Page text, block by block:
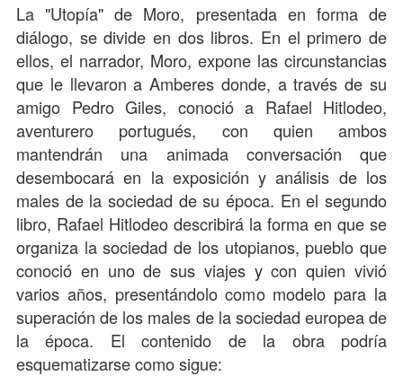
La "Utopía" de Moro, presentada en forma de
diálogo, se divide en dos libros. En el primero de
ellos, el narrador, Moro, expone las circunstancias
que le llevaron a Amberes donde, a través de su
amigo Pedro Giles, conoció a Rafael Hitlodeo,
aventurero portugués, con quien ambos
mantendrán una animada conversación que
desembocará en la exposición y análisis de los
males de la sociedad de su época. En el segundo
libro, Rafael Hitlodeo describirá la forma en que se
organiza la sociedad de los utopianos, pueblo que
conoció en uno de sus viajes y con quien vivió
varios años, presentándolo como modelo para la
superación de los males de la sociedad europea de
la época. El contenido de la obra podría
esquematizarse como sigue: